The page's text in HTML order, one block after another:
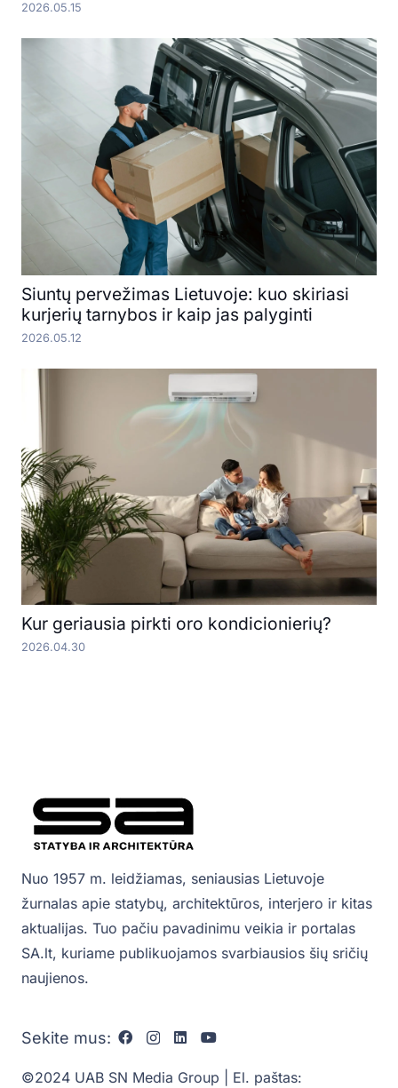
2026.05.15
Siuntų pervežimas Lietuvoje: kuo skiriasi
kurjerių tarnybos ir kaip jas palyginti
2026.05.12
Kur geriausia pirkti oro kondicionierių?
2026.04.30
Nuo 1957 m. leidžiamas, seniausias Lietuvoje
žurnalas apie statybų, architektūros, interjero ir kitas
aktualijas. Tuo pačiu pavadinimu veikia ir portalas
SA.lt, kuriame publikuojamos svarbiausios šių sričių
naujienos.
Sekite mus:
©2024 UAB SN Media Group | El. paštas: